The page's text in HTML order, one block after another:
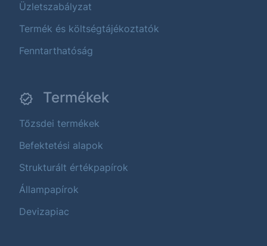
Üzletszabályzat
Termék és költségtájékoztatók
Fenntarthatóság
Termékek
Tőzsdei termékek
Befektetési alapok
Strukturált értékpapírok
Állampapírok
Devizapiac